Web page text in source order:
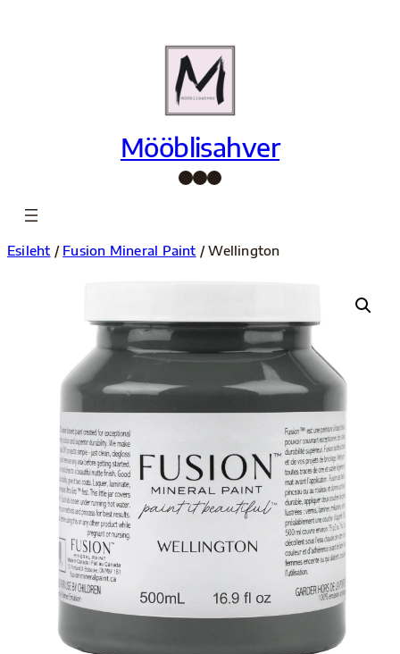
Mööblisahver
Facebook InstagramPinterest
Esileht / Fusion Mineral Paint / Wellington